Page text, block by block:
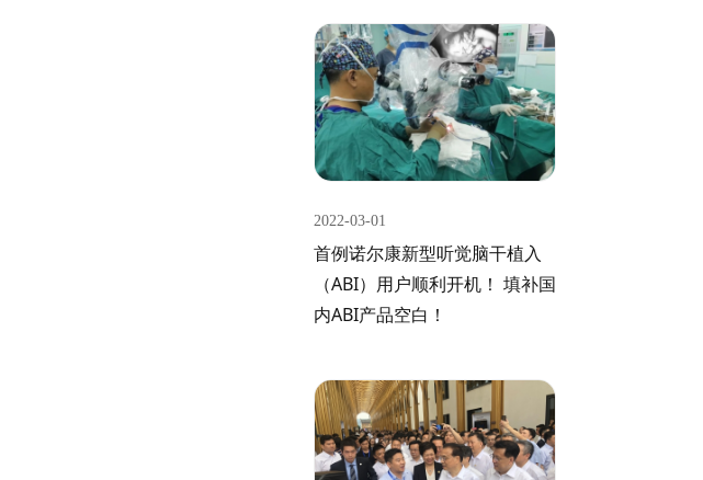
2022-03-01
首例诺尔康新型听觉脑干植入
（ABI）用户顺利开机！ 填补国
内ABI产品空白！